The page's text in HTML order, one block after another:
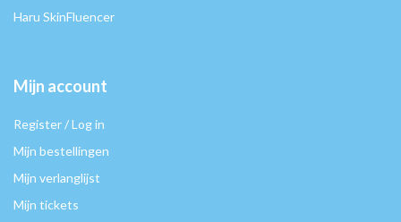
Haru SkinFluencer
Mijn account
Register / Log in
Mijn bestellingen
Mijn verlanglijst
Mijn tickets